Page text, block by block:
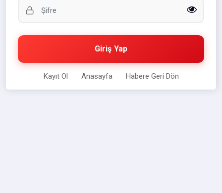
Giriş Yap
Kayıt Ol Anasayfa Habere Geri Dön